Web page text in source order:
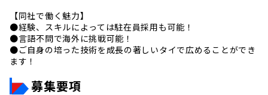
【同社で働く魅力】
●経験、スキルによっては駐在員採用も可能！
●言語不問で海外に挑戦可能！
●ご自身の培った技術を成長の著しいタイで広めることができ
ます！
募集要項